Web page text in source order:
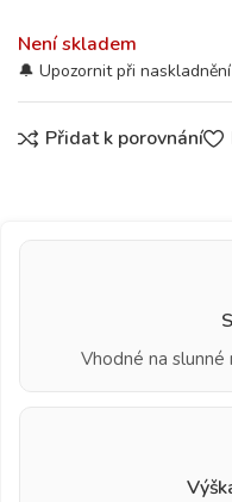
Není skladem
Přidat k porovnání
Vhodné na